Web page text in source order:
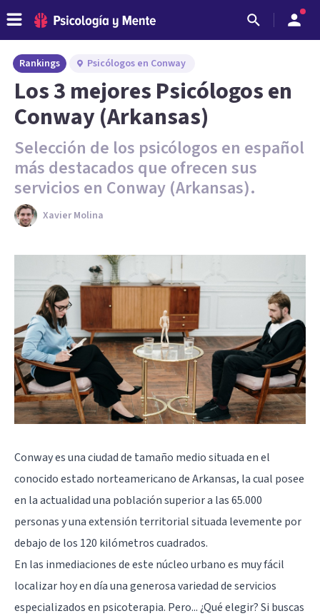
Rankings Psicólogos en Conway
Los 3 mejores Psicólogos en
Conway (Arkansas)
Selección de los psicólogos en español
más destacados que ofrecen sus
servicios en Conway (Arkansas).
Xavier Molina
Conway es una ciudad de tamaño medio situada en el
conocido estado norteamericano de Arkansas, la cual posee
en la actualidad una población superior a las 65.000
personas y una extensión territorial situada levemente por
debajo de los 120 kilómetros cuadrados.
En las inmediaciones de este núcleo urbano es muy fácil
localizar hoy en día una generosa variedad de servicios
especializados en psicoterapia. Pero... ¿Qué elegir? Si buscas